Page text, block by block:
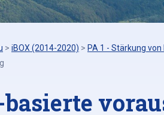
> iBOX (2014-2020) > PA 1 - Stärkung